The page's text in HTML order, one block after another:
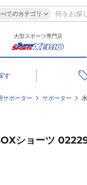
てのカテゴリ
大型スポーツ専門店
サポーター サポーター
ショーツ